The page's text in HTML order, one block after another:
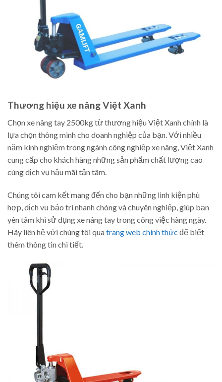
Thương hiệu xe nâng Việt Xanh
Chọn xe nâng tay 2500kg từ thương hiệu Việt Xanh chính là
lựa chọn thông minh cho doanh nghiệp của bạn. Với nhiều
năm kinh nghiệm trong ngành công nghiệp xe nâng, Việt Xanh
cung cấp cho khách hàng những sản phẩm chất lượng cao
cùng dịch vụ hậu mãi tận tâm.
Chúng tôi cam kết mang đến cho bạn những linh kiện phù
hợp, dịch vụ bảo trì nhanh chóng và chuyên nghiệp, giúp bạn
yên tâm khi sử dụng xe nâng tay trong công việc hàng ngày.
Hãy liên hệ với chúng tôi quatrang web chính thức để biết
thêm thông tin chi tiết.